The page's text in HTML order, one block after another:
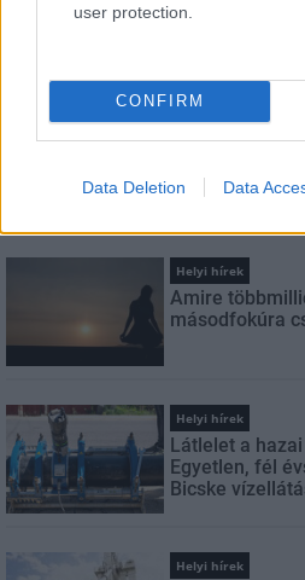
user protection.
CONFIRM
Data Deletion Data
Helyi hírek
Amire
másodfokúra
Helyi hírek
Látlelet a
Egyetlen, fél
Bicske
Helyi hírek